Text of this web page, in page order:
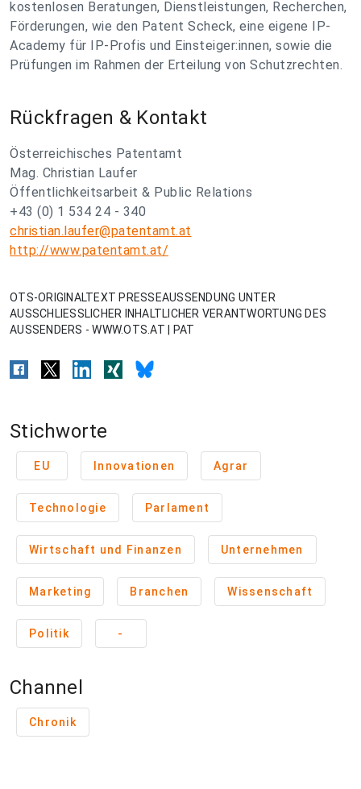
kostenlosen Beratungen, Dienstleistungen, Recherchen,
Förderungen, wie den Patent Scheck, eine eigene IP-
Academy für IP-Profis und Einsteiger:innen, sowie die
Prüfungen im Rahmen der Erteilung von Schutzrechten.
Rückfragen & Kontakt
Österreichisches Patentamt
Mag. Christian Laufer
Öffentlichkeitsarbeit & Public Relations
+43 (0) 1 534 24 - 340
christian.laufer@patentamt.at
http://www.patentamt.at/
OTS-ORIGINALTEXT PRESSEAUSSENDUNG UNTER
AUSSCHLIESSLICHER INHALTLICHER VERANTWORTUNG DES
AUSSENDERS - WWW.OTS.AT | PAT
Stichworte
EU Innovationen Agrar
Technologie Parlament
Wirtschaft und Finanzen Unternehmen
Marketing Branchen Wissenschaft
Politik -
Channel
Chronik